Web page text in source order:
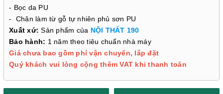
- Bọc da PU
- Chân làm từ gỗ tự nhiên phủ sơn PU
Xuất xứ: Sản phẩm của NỘI THẤT 190
Bảo hành: 1 năm theo tiêu chuẩn nhà máy
Giá chưa bao gồm phí vận chuyển, lắp đặt
Quý khách vui lòng cộng thêm VAT khi thanh toán